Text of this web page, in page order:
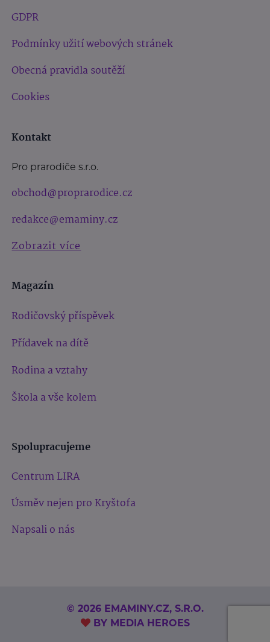
GDPR
Podmínky užití webových stránek
Obecná pravidla soutěží
Cookies
Kontakt
Pro prarodiče s.r.o.
obchod@proprarodice.cz
redakce@emaminy.cz
Zobrazit více
Magazín
Rodičovský příspěvek
Přídavek na dítě
Rodina a vztahy
Škola a vše kolem
Spolupracujeme
Centrum LIRA
Úsměv nejen pro Kryštofa
Napsali o nás
© 2026 EMAMINY.CZ, S.R.O.
BY MEDIA HEROES